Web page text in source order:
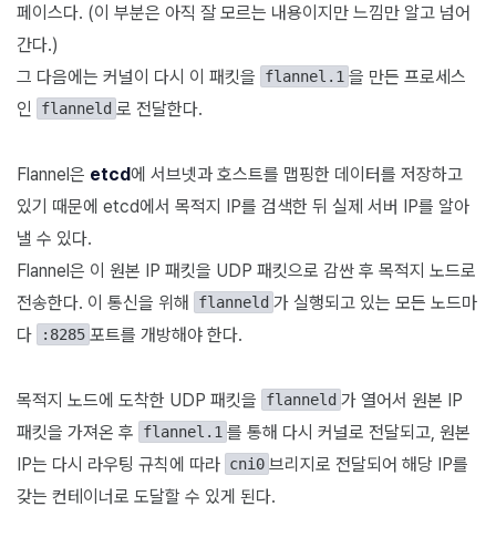
페이스다. (이 부분은 아직 잘 모르는 내용이지만 느낌만 알고 넘어
간다.)
그 다음에는 커널이 다시 이 패킷을
flannel.1 을 만든 프로세스
인
flanneld 로 전달한다.
Flannel은 etcd에 서브넷과 호스트를 맵핑한 데이터를 저장하고
있기 때문에 etcd에서 목적지 IP를 검색한 뒤 실제 서버 IP를 알아
낼 수 있다.
Flannel은 이 원본 IP 패킷을 UDP 패킷으로 감싼 후 목적지 노드로
전송한다. 이 통신을 위해
flanneld 가 실행되고 있는 모든 노드마
다
:8285 포트를 개방해야 한다.
목적지 노드에 도착한 UDP 패킷을 flanneld 가 열어서 원본 IP
패킷을 가져온 후
flannel.1 를 통해 다시 커널로 전달되고, 원본
IP는 다시 라우팅 규칙에 따라 cni0 브리지로 전달되어 해당 IP를
갖는 컨테이너로 도달할 수 있게 된다.